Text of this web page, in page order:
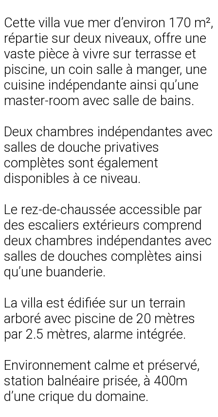
Cette villa vue mer d’environ 170 m²,
répartie sur deux niveaux, offre une
vaste pièce à vivre sur terrasse et
piscine, un coin salle à manger, une
cuisine indépendante ainsi qu’une
master-room avec salle de bains.
Deux chambres indépendantes avec
salles de douche privatives
complètes sont également
disponibles à ce niveau.
Le rez-de-chaussée accessible par
des escaliers extérieurs comprend
deux chambres indépendantes avec
salles de douches complètes ainsi
qu’une buanderie.
La villa est édifiée sur un terrain
arboré avec piscine de 20 mètres
par 2.5 mètres, alarme intégrée.
Environnement calme et préservé,
station balnéaire prisée, à 400m
d’une crique du domaine.